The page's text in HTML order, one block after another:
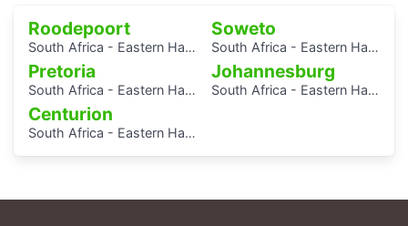
Roodepoort
South Africa - Eastern Half (Kruger, Kwa-Zulu-Natal, Eastern Cape, Limpopo, Gauteng)
Soweto
South Africa - Eastern Half (Kruger, Kwa-Zulu-Natal, Eastern Cape, Limpopo, Gauteng)
Pretoria
South Africa - Eastern Half (Kruger, Kwa-Zulu-Natal, Eastern Cape, Limpopo, Gauteng)
Johannesburg
South Africa - Eastern Half (Kruger, Kwa-Zulu-Natal, Eastern Cape, Limpopo, Gauteng)
Centurion
South Africa - Eastern Half (Kruger, Kwa-Zulu-Natal, Eastern Cape, Limpopo, Gauteng)